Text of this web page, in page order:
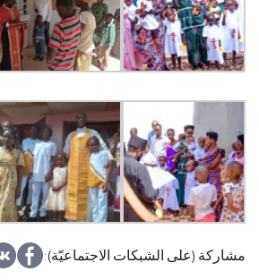
مشاركة (على الشبكات الاجتماعيّة):